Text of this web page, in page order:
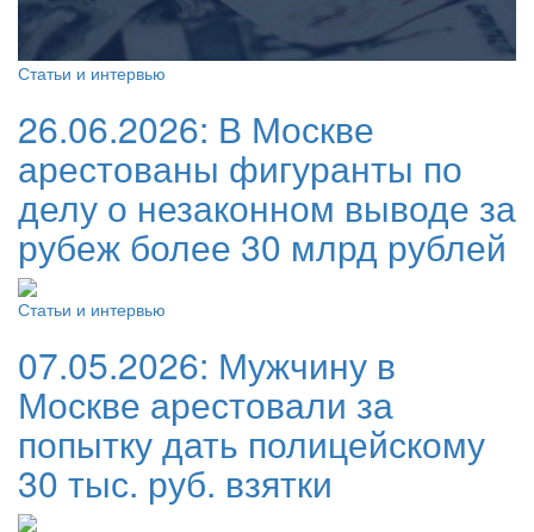
Статьи и интервью
26.06.2026: В Москве
арестованы фигуранты по
делу о незаконном выводе за
рубеж более 30 млрд рублей
Статьи и интервью
07.05.2026: Мужчину в
Москве арестовали за
попытку дать полицейскому
30 тыс. руб. взятки